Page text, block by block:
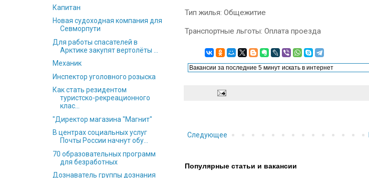
Тип жилья: Общежитие
Транспортные льготы: Оплата проезда
Следующее
Популярные статьи и вакансии
Капитан
Новая судоходная компания для
Севморпути
Для работы спасателей в
Арктике закупят вертолёты ...
Механик
Инспектор уголовного розыска
Как стать резидентом
туристско-рекреационного
клас...
"Директор магазина "Магнит"
В центрах социальных услуг
Почты России начнут обу...
70 образовательных программ
для безработных
Дознаватель группы дознания